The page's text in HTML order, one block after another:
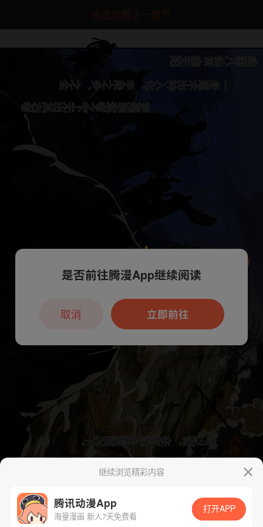
点击加载上一章节
App免费看
继续浏览精彩内容
腾讯动漫App
海量漫画 新人7天免费看
打开APP
本章节仅支持App阅读，可打开App新用
户7天免费看
是否前往腾漫App继续阅读
立即前往
取消